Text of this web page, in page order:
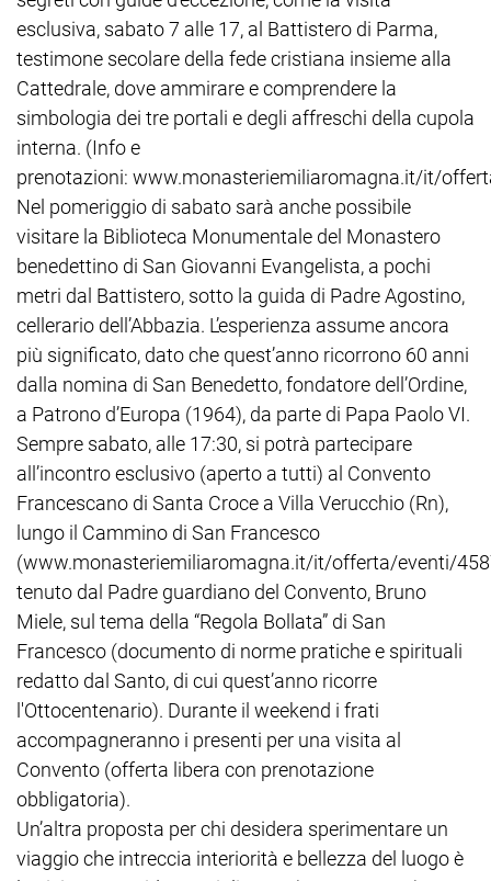
esclusiva, sabato 7 alle 17, al Battistero di Parma,
testimone secolare della fede cristiana insieme alla
Cattedrale, dove ammirare e comprendere la
simbologia dei tre portali e degli affreschi della cupola
interna. (Info e
prenotazioni: www.monasteriemiliaromagna.it/it/
Nel pomeriggio di sabato sarà anche possibile
visitare la Biblioteca Monumentale del Monastero
benedettino di San Giovanni Evangelista, a pochi
metri dal Battistero, sotto la guida di Padre Agostino,
cellerario dell’Abbazia. L’esperienza assume ancora
più significato, dato che quest’anno ricorrono 60 anni
dalla nomina di San Benedetto, fondatore dell’Ordine,
a Patrono d’Europa (1964), da parte di Papa Paolo VI.
Sempre sabato, alle 17:30, si potrà partecipare
all’incontro esclusivo (aperto a tutti) al Convento
Francescano di Santa Croce a Villa Verucchio (Rn),
lungo il Cammino di San Francesco
(www.monasteriemiliaromagna.it/it/offerta/eventi/
tenuto dal Padre guardiano del Convento, Bruno
Miele, sul tema della “Regola Bollata” di San
Francesco (documento di norme pratiche e spirituali
redatto dal Santo, di cui quest’anno ricorre
l'Ottocentenario). Durante il weekend i frati
accompagneranno i presenti per una visita al
Convento (offerta libera con prenotazione
obbligatoria).
Un’altra proposta per chi desidera sperimentare un
viaggio che intreccia interiorità e bellezza del luogo è